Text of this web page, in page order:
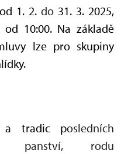
1. 2. do 31. 3. 2025,
10:00. Na základě
lze pro skupiny
a tradic posledních
panství, rodu